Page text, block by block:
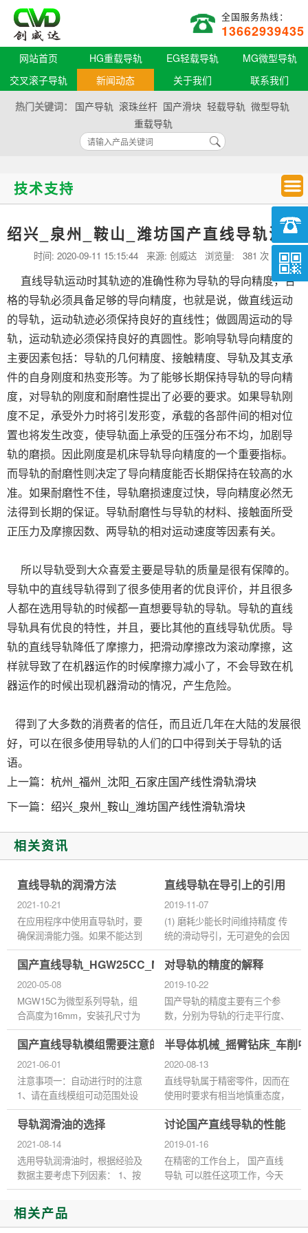
全国服务热线：
13662939435
网站首页 HG重载导轨 EG轻载导轨
MG微型导轨
交叉滚子导轨
新闻动态 关于我们
联系我们
热门关键词：
国产导轨 滚珠丝杆 国产滑块 轻载导轨 微型导轨
重载导轨
技术支持
绍兴_泉州_鞍山_潍坊国产直线导轨滑块
时间: 2020-09-11 15:15:44 来源: 创威达 浏览量: 381 次
直线导轨运动时其轨迹的准确性称为导轨的导向精度，合
格的导轨必须具备足够的导向精度，也就是说，做直线运动
的导轨，运动轨迹必须保持良好的直线性；做圆周运动的导
轨，运动轨迹必须保持良好的真圆性。影响导轨导向精度的
主要因素包括：导轨的几何精度、接触精度、导轨及其支承
件的自身刚度和热变形等。为了能够长期保持导轨的导向精
度，对导轨的刚度和耐磨性提出了必要的要求。如果导轨刚
度不足，承受外力时将引发形变，承载的各部件间的相对位
置也将发生改变，使导轨面上承受的压强分布不均，加剧导
轨的磨损。因此刚度是机床导轨导向精度的一个重要指标。
而导轨的耐磨性则决定了导向精度能否长期保持在较高的水
准。如果耐磨性不佳，导轨磨损速度过快，导向精度必然无
法得到长期的保证。导轨耐磨性与导轨的材料、接触面所受
正压力及摩擦因数、两导轨的相对运动速度等因素有关。
所以导轨受到大众喜爱主要是导轨的质量是很有保障的。
导轨中的直线导轨得到了很多使用者的优良评价，并且很多
人都在选用导轨的时候都一直想要导轨的导轨。导轨的直线
导轨具有优良的特性，并且，要比其他的直线导轨优质。导
轨的直线导轨降低了摩擦力，把滑动摩擦改为滚动摩擦，这
样就导致了在机器运作的时候摩擦力减小了，不会导致在机
器运作的时候出现机器滑动的情况，产生危险。
得到了大多数的消费者的信任，而且近几年在大陆的发展很
好，可以在很多使用导轨的人们的口中得到关于导轨的话
语。
上一篇： 杭州_福州_沈阳_石家庄国产线性滑轨滑块
下一篇： 绍兴_泉州_鞍山_潍坊国产线性滑轨滑块
相关资讯
直线导轨的润滑方法
2021-10-21
在应用程序中使用直导轨时，要
确保润滑能力强。如果不能达到
润滑效果，快速滚动会造成严重
磨损，影响生产力，缩短使用寿
命。那么，为了提高生产力...
直线导轨在导引上的引用
2019-11-07
(1) 磨耗少能长时间维持精度 传
统的滑动导引，无可避免的会因
油膜逆流作用造成平台运动精度
不良，且因运动时润滑不充份，
导致运行轨道接触面的磨损...
国产直线导轨_HGW25CC_MGW15C_等级精度安装
2020-05-08
MGW15C为微型系列导轨，组
合高度为16mm，安装孔尺寸为
45*20，直线导轨的预压力：所
谓预压力是预先给予钢珠负荷
力，利用钢珠与珠道之间负向间
隙给予预压...
对导轨的精度的解释
2019-10-22
国产导轨的精度主要有三个参
数，分别为导轨的行走平行度、
高度的成对相互差和宽度的成对
相互差。 1、行走平行度是指将
导轨用螺栓固定在基准面上，...
国产直线导轨模组需要注意的问题
2021-06-01
注意事项一：自动进行时的注意
1、请在直线模组可动范围处设
置安全防护栏。 2、在安全防护
栏的入口，请设计紧急开关装
置。 3、请尽量不要从有关紧
急...
半导体机械_摇臂钻床_车削
2020-08-13
直线导轨属于精密零件，因而在
使用时要求有相当地慎重态度，
即便是使用了高性能的直线导
轨，如果使用不当，也不能达到
预期的性能效果，而且容易使...
导轨润滑油的选择
2021-08-14
选用导轨润滑油时，根据经验及
数据主要考虑下列因素： 1、按
滑动速度和平均压力来选择粘
度： 选择使用导轨润滑剂时根
据国内外机床导轨润滑实际应
讨论国产直线导轨的性能
2019-01-16
在精密的工作台上， 国产直线
导轨 可以胜任这项工作，今天
我们将讨论国产直线导轨安装座
相关产品